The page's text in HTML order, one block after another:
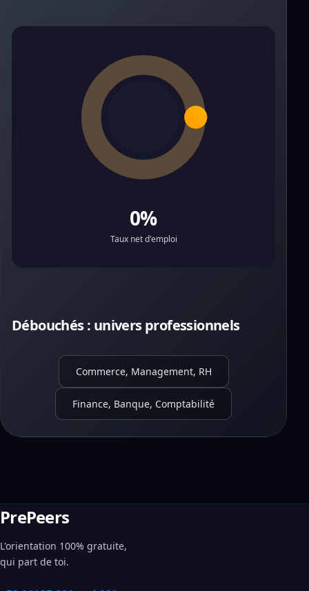
0%
Taux net d'emploi
Débouchés : univers professionnels
Commerce, Management, RH
Finance, Banque, Comptabilité
PrePeers
L'orientation 100% gratuite,
qui part de toi.